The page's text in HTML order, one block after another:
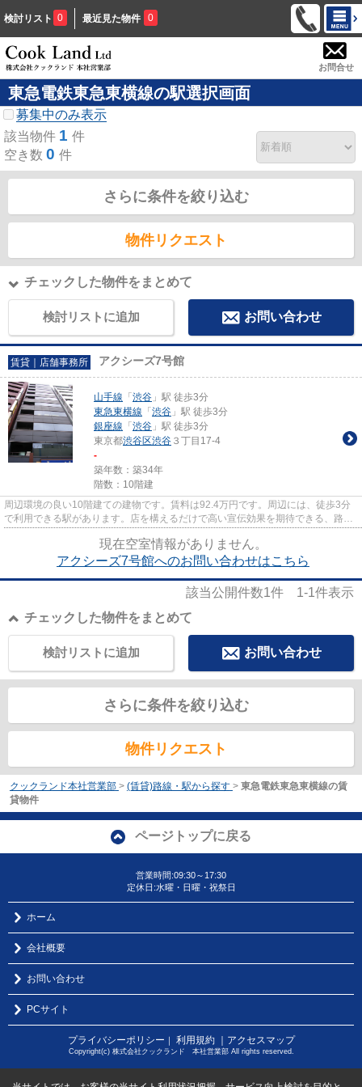
検討リスト 0 最近見た物件 0
お問合せ
東急電鉄東急東横線の駅選択画面
募集中のみ表示
該当物件 1 件
空き数 0 件
さらに条件を絞り込む
物件リクエスト
チェックした物件をまとめて
検討リストに追加 お問い合わせ
賃貸｜店舗事務所 アクシーズ7号館
山手線 「 渋谷 」駅 徒歩3分
東急東横線 「 渋谷 」駅 徒歩3分
銀座線 「 渋谷 」駅 徒歩3分
東京都渋谷区渋谷 ３丁目17-4
-
築年数：築34年
階数：10階建
周辺環境の良い10階建ての建物です。賃料は92.4万円です。周辺には、徒歩3分
で利用できる駅があります。店を構えるだけで高い宣伝効果を期待できる、路面
現在空室情報がありません。
アクシーズ7号館へのお問い合わせはこちら
該当公開件数1件 1-1件表示
チェックした物件をまとめて
お問い合わせ
検討リストに追加
さらに条件を絞り込む
物件リクエスト
クックランド本社営業部 > (賃貸)路線・駅から探す > 東急電鉄東急東横線の賃
貸物件
ページトップに戻る
営業時間:09:30～17:30
定休日:水曜・日曜・祝祭日
ホーム
会社概要
お問い合わせ
PCサイト
プライバシーポリシー ｜ 利用規約 ｜アクセスマップ
Copyright(c) 株式会社クックランド 本社営業部 All rights reserved.